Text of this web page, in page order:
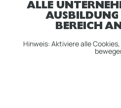
ALLE
AUSBILDUNG
BEREICH
Hinweis: Aktiviere alle